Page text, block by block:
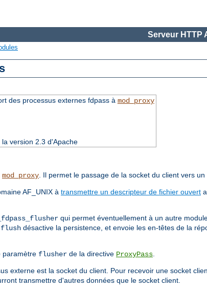
Serveur HTTP
des processus externes fdpass à mod_proxy
version 2.3 d'Apache
mod_proxy. Il permet le passage de la socket du client vers
AF_UNIX à transmettre un descripteur de fichier ouvert
qui permet éventuellement à un autre
flush désactive la persistence, et envoie les en-têtes de la
paramètre flusher de la directive ProxyPass.
externe est la socket du client. Pour recevoir une socket
transmettre d'autres données que le socket client.